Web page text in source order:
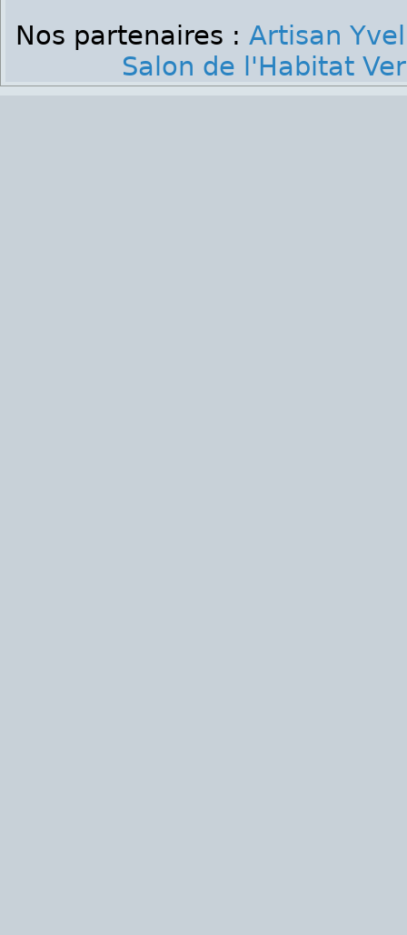
Nos partenaires : Artisan
Salon de l'Habitat